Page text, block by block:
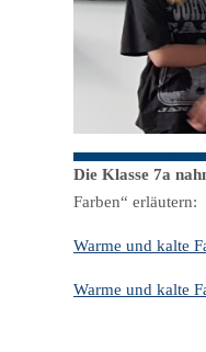
Die Klasse 7a
Farben“ erläutern:
Warme und kalte
Warme und kalte